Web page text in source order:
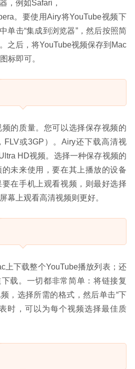
，例如Safari，
单击“集成到浏览器”，然后按照简
之后，将YouTube视频保存到Mac
标即可。
的质量。您可以选择保存视频的
FLV或3GP）。Airy还下载高清视
HD视频。选择一种保存视频的
未来使用，要在其上播放的设备
在手机上观看视频，则最好选择
幕上观看高清视频则更好。
上下载整个YouTube播放列表；还
载。一切都非常简单：将链接复
，选择所需的格式，然后单击“下
时，可以为每个视频选择最佳质